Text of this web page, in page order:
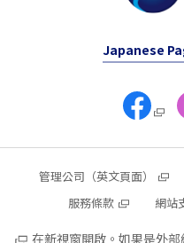
Japanese
管理公司（英文頁面）
服務條款
網站
在新視窗開啟。如果是外